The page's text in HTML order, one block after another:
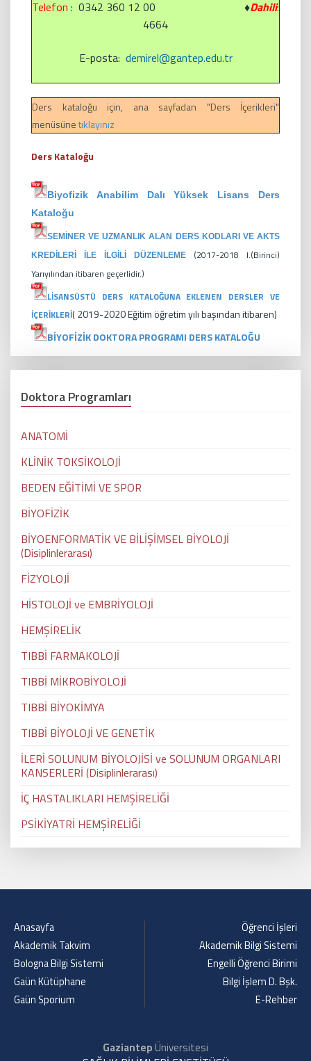
Telefon : 0342 360 12 00 ♦Dahili:
4664
E-posta: demirel@gantep.edu.tr
Ders kataloğu için, ana sayfadan "Ders İçerikleri"
menüsünetıklayınız
Ders Kataloğu
Biyofizik Anabilim Dalı Yüksek Lisans Ders
Kataloğu
SEMİNER VE UZMANLIK ALAN DERS KODLARI VE AKTS
KREDİLERİ İLE İLGİLİ DÜZENLEME
(2017-2018 l.(Birinci)
Yarıyılından itibaren geçerlidir.)
LİSANSÜSTÜ DERS KATALOĞUNA EKLENEN DERSLER VE
İÇERİKLERİ( 2019-2020 Eğitim öğretim yılı başından itibaren)
BİYOFİZİK DOKTORA PROGRAMI DERS KATALOĞU
Doktora Programları
ANATOMİ
KLİNİK TOKSİKOLOJİ
BEDEN EĞİTİMİ VE SPOR
BİYOFİZİK
BİYOENFORMATİK VE BİLİŞİMSEL BİYOLOJİ
(Disiplinlerarası)
FİZYOLOJİ
HİSTOLOJİ ve EMBRİYOLOJİ
HEMŞİRELİK
TIBBİ FARMAKOLOJİ
TIBBİ MİKROBİYOLOJİ
TIBBİ BİYOKİMYA
TIBBİ BİYOLOJİ VE GENETİK
İLERİ SOLUNUM BİYOLOJİSİ ve SOLUNUM ORGANLARI
KANSERLERİ (Disiplinlerarası)
İÇ HASTALIKLARI HEMŞİRELİĞİ
PSİKİYATRİ HEMŞİRELİĞİ
Anasayfa
Akademik Takvim
Bologna Bilgi Sistemi
Gaün Kütüphane
Gaün Sporium
Öğrenci İşleri
Akademik Bilgi Sistemi
Engelli Öğrenci Birimi
Bilgi İşlem D. Bşk.
E-Rehber
GaziantepÜniversitesi